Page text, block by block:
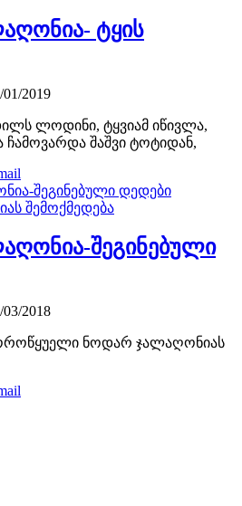
ტყის
01/2019
ლოდინი, ტყვიამ იწივლა,
ჩამოვარდა შაშვი ტოტიდან,
შემოქმედება
შეგინებული
03/2018
ნოდარ ჯალაღონიას